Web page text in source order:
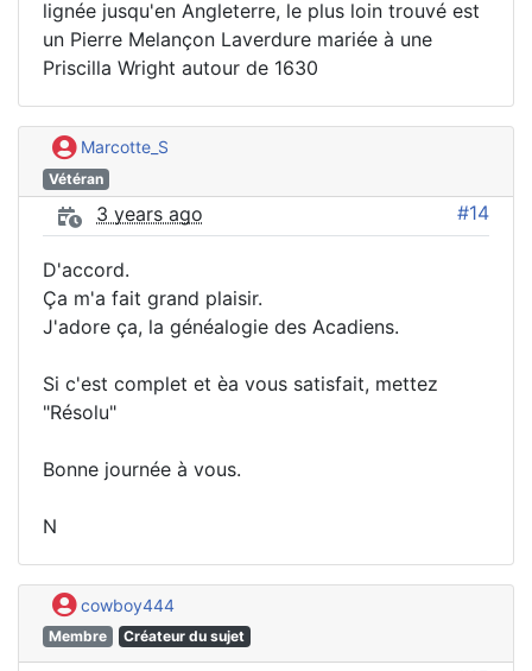
lignée jusqu'en Angleterre, le plus loin trouvé est
un Pierre Melançon Laverdure mariée à une
Priscilla Wright autour de 1630
Marcotte_S
Vétéran
3 years ago #14
D'accord.
Ça m'a fait grand plaisir.
J'adore ça, la généalogie des Acadiens.
Si c'est complet et èa vous satisfait, mettez
"Résolu"
Bonne journée à vous.
N
cowboy444
Membre Créateur du sujet